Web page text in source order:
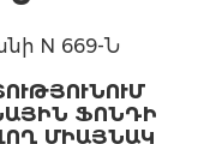
N 669-Ն
ՖՈՆԴԻ
ՄԻԱՅՆԱԿ